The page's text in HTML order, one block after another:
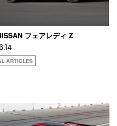
フェアレディ Z
ARTICLES